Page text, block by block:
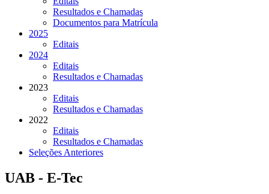
Resultados e Chamadas
Documentos para Matrícula
2025
Editais
2024
Editais
Resultados e Chamadas
2023
Editais
Resultados e Chamadas
2022
Editais
Resultados e Chamadas
Seleções Anteriores
UAB - E-Tec